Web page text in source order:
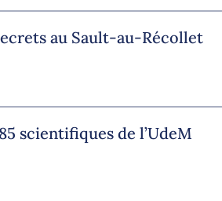
au Sault-au-Récollet
scientifiques de l’UdeM